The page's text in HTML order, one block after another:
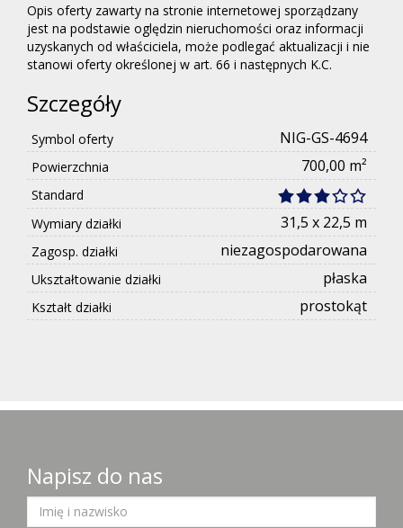
Opis oferty zawarty na stronie internetowej sporządzany
jest na podstawie oględzin nieruchomości oraz informacji
uzyskanych od właściciela, może podlegać aktualizacji i nie
stanowi oferty określonej w art. 66 i następnych K.C.
Szczegóły
Symbol oferty NIG-GS-4694
Powierzchnia 700,00 m²
Standard
Wymiary działki
31,5 x 22,5 m
Zagosp. działki niezagospodarowana
Ukształtowanie działki płaska
Kształt działki prostokąt
Napisz do nas